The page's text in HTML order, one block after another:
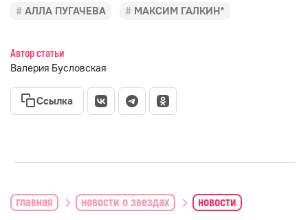
АЛЛА ПУГАЧЕВА МАКСИМ ГАЛКИН*
Автор статьи
Валерия Бусловская
Ссылка
главная новости о звездах новости